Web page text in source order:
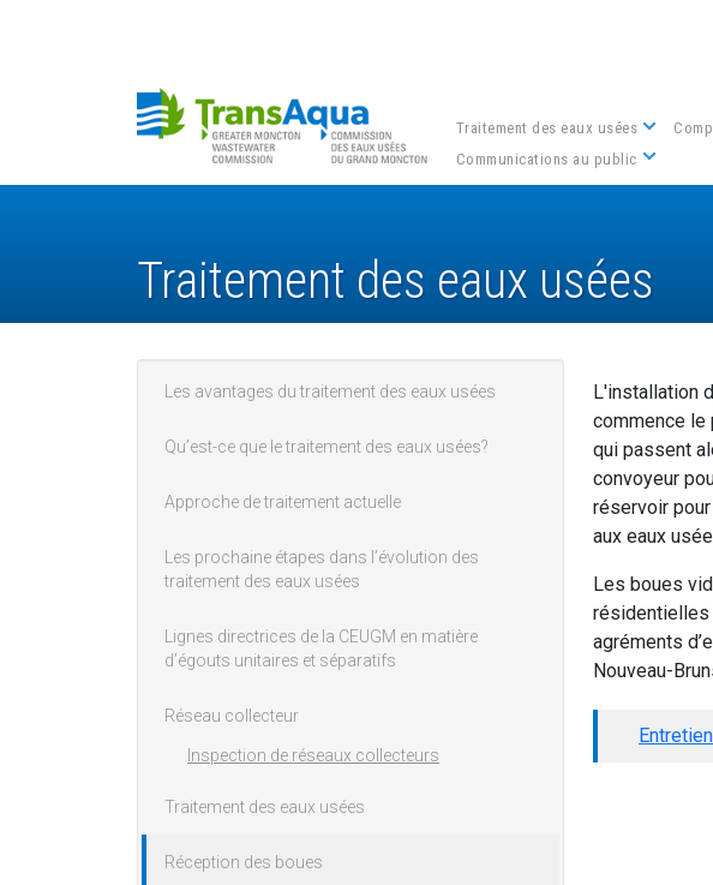
Traitement des eaux usées
Communications au public
Traitement des eaux usées
L'installation
commence le
qui passent
convoyeur
réservoir
aux eaux
Les boues
résidentielles
agréments
Nouveau-
Main menu
Les avantages du traitement des eaux usées
Qu’est-ce que le traitement des eaux usées?
Approche de traitement actuelle
Les prochaine étapes dans l’évolution des
traitement des eaux usées
Lignes directrices de la CEUGM en matière
d’égouts unitaires et séparatifs
Réseau collecteur
Inspection de réseaux collecteurs
Traitement des eaux usées
Réception des boues